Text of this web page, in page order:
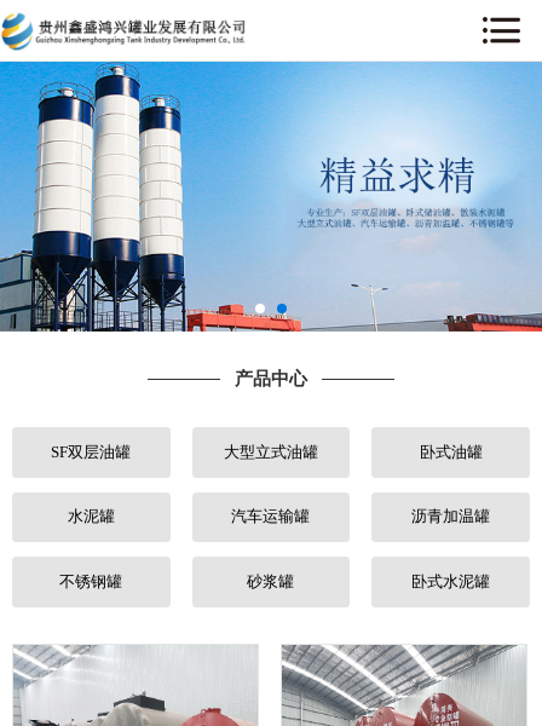
产品中心
SF双层油罐 大型立式油罐 卧式油罐
水泥罐 汽车运输罐 沥青加温罐
不锈钢罐 砂浆罐 卧式水泥罐
网站首页
关于我们
产品中心
工程案例
售后服务
行业动态
人才招聘
联系我们